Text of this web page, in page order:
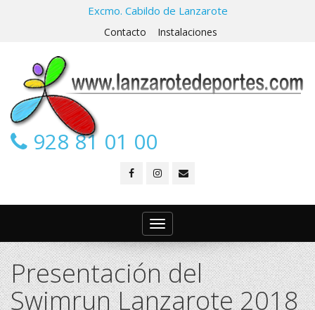
Excmo. Cabildo de Lanzarote
Contacto Instalaciones
928 81 01 00
Toggle
navigation
Presentación del
Swimrun Lanzarote 2018